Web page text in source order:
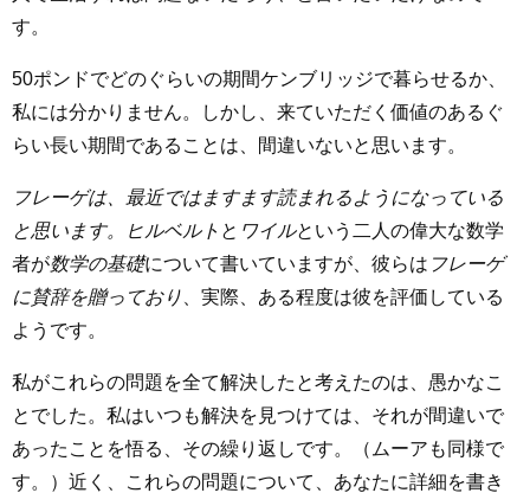
す。
50ポンドでどのぐらいの期間ケンブリッジで暮らせるか、
私には分かりません。しかし、来ていただく価値のあるぐ
らい長い期間であることは、間違いないと思います。
フレーゲは、最近ではますます読まれるようになっている
と思います。
ヒルベルト と ワイルという二人の偉大な数学
者が数学の基礎について書いていますが、彼らは フレーゲ
に賛辞を贈っており 、実際、ある程度は彼を評価している
ようです。
私がこれらの問題を全て解決したと考えたのは、愚かなこ
とでした。私はいつも解決を見つけては、それが間違いで
あったことを悟る、その繰り返しです。（ムーアも同様で
す。）近く、これらの問題について、あなたに詳細を書き